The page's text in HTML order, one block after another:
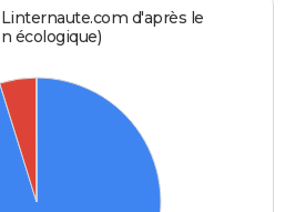
d'après le
écologique)